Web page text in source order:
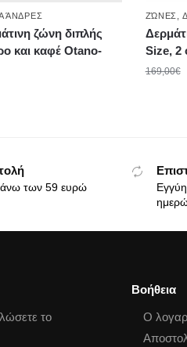
ΆΝΔΡΕΣ
ζώνη διπλής
και καφέ Otano-
ΖΏΝΕΣ
Size, 2
169,00€
άνω των 59 ευρώ
το
Βοήθεια
Ο